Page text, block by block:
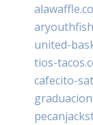
united-
tios-
cafecito-